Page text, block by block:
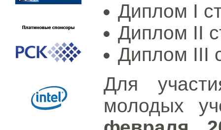
Диплом I
Диплом II
Диплом III
Для
молодых